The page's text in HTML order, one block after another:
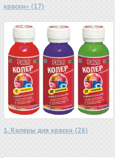
краски» (17)
1. Колеры для краски (26)